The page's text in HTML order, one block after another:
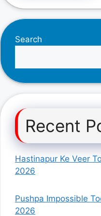
Search
Recent
Hastinapur Ke Veer
2026
Pushpa Impossible
2026